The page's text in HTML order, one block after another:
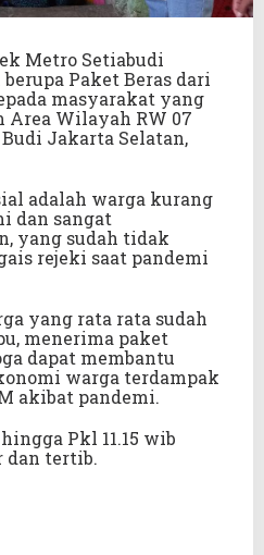
Metro Setiabudi
Paket Beras dari
masyarakat yang
Wilayah RW 07
Jakarta Selatan,
adalah warga kurang
dan sangat
yang sudah tidak
rejeki saat pandemi
yang rata rata sudah
menerima paket
dapat membantu
warga terdampak
akibat pandemi.
Pkl 11.15 wib
dan tertib.